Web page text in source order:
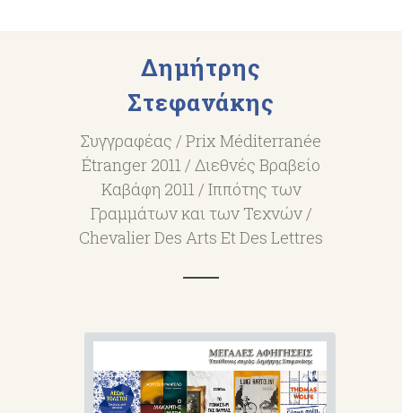
Δημήτρης
Στεφανάκης
Συγγραφέας / Prix Méditerranée
Étranger 2011 / Διεθνές Βραβείο
Καβάφη 2011 / Ιππότης των
Γραμμάτων και των Τεχνών /
Chevalier Des Arts Et Des Lettres